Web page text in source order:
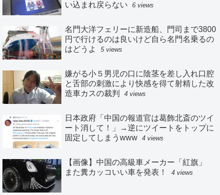
い込まれ戻らない
6 views
名門大洋フェリーに新造船、門司まで3800
円で行けるのは良いけど自ら名門名乗るの
はどうよ
5 views
嫌がる小５男児の口に陰茎を差し入れ口腔
と舌部の刺激により快感を得て射精した改
造車カスの裁判
4 views
日本政府「中国の報道官は葛飾北斎のツイ
ート消して！」→逆にツイートをトップに
固定してしまうwww 4 views
【画像】中国の高級車メーカー「紅旗」
また糞カッコいい車を発表！
4 views